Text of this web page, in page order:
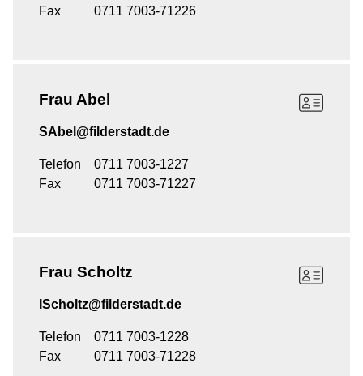
Fax
0711 7003-71226
Frau Abel
SAbel@filderstadt.de
Telefon
0711 7003-1227
Fax
0711 7003-71227
Frau Scholtz
IScholtz@filderstadt.de
Telefon
0711 7003-1228
Fax
0711 7003-71228